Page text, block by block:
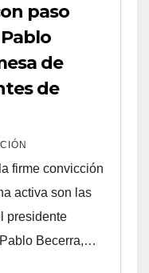
paso
de
de
firme convicción
activa son las
presidente
Becerra,…